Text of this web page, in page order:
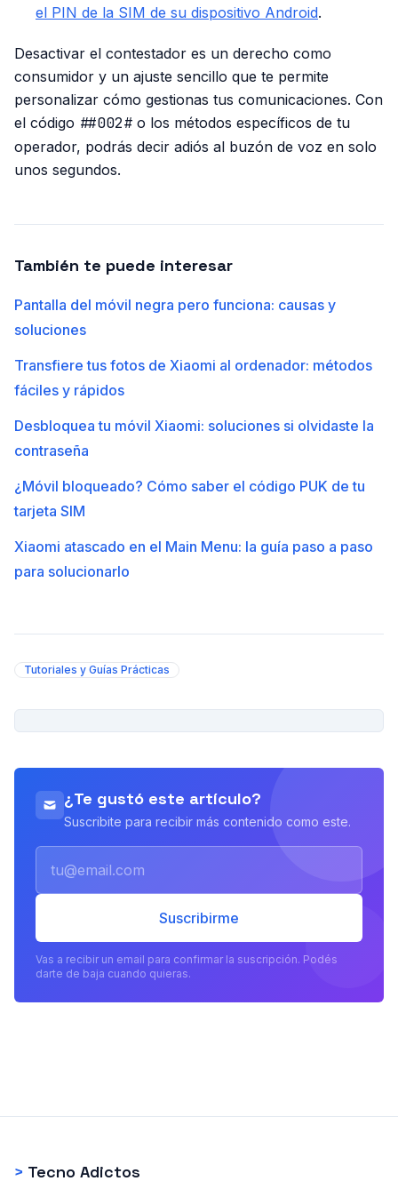
el PIN de la SIM de su dispositivo Android.
Desactivar el contestador es un derecho como
consumidor y un ajuste sencillo que te permite
personalizar cómo gestionas tus comunicaciones. Con
el código ##002# o los métodos específicos de tu
operador, podrás decir adiós al buzón de voz en solo
unos segundos.
También te puede interesar
Pantalla del móvil negra pero funciona: causas y
soluciones
Transfiere tus fotos de Xiaomi al ordenador: métodos
fáciles y rápidos
Desbloquea tu móvil Xiaomi: soluciones si olvidaste la
contraseña
¿Móvil bloqueado? Cómo saber el código PUK de tu
tarjeta SIM
Xiaomi atascado en el Main Menu: la guía paso a paso
para solucionarlo
Tutoriales y Guías Prácticas
¿Te gustó este artículo?
Suscribite para recibir más contenido como este.
Suscribirme
Vas a recibir un email para confirmar la suscripción. Podés
darte de baja cuando quieras.
> Tecno Adictos